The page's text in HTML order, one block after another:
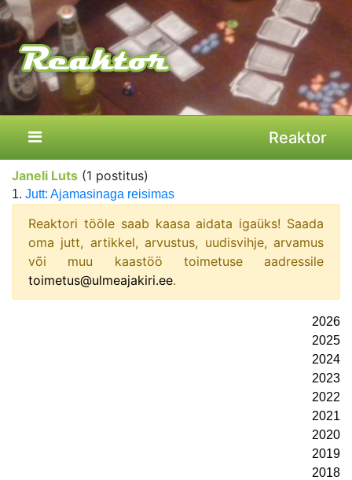
Reaktor
Janeli Luts (1 postitus)
1. Jutt: Ajamasinaga reisimas
Reaktori tööle saab kaasa aidata igaüks! Saada
oma jutt, artikkel, arvustus, uudisvihje, arvamus
või muu kaastöö toimetuse aadressile
toimetus@ulmeajakiri.ee.
2026
2025
2024
2023
2022
2021
2020
2019
2018